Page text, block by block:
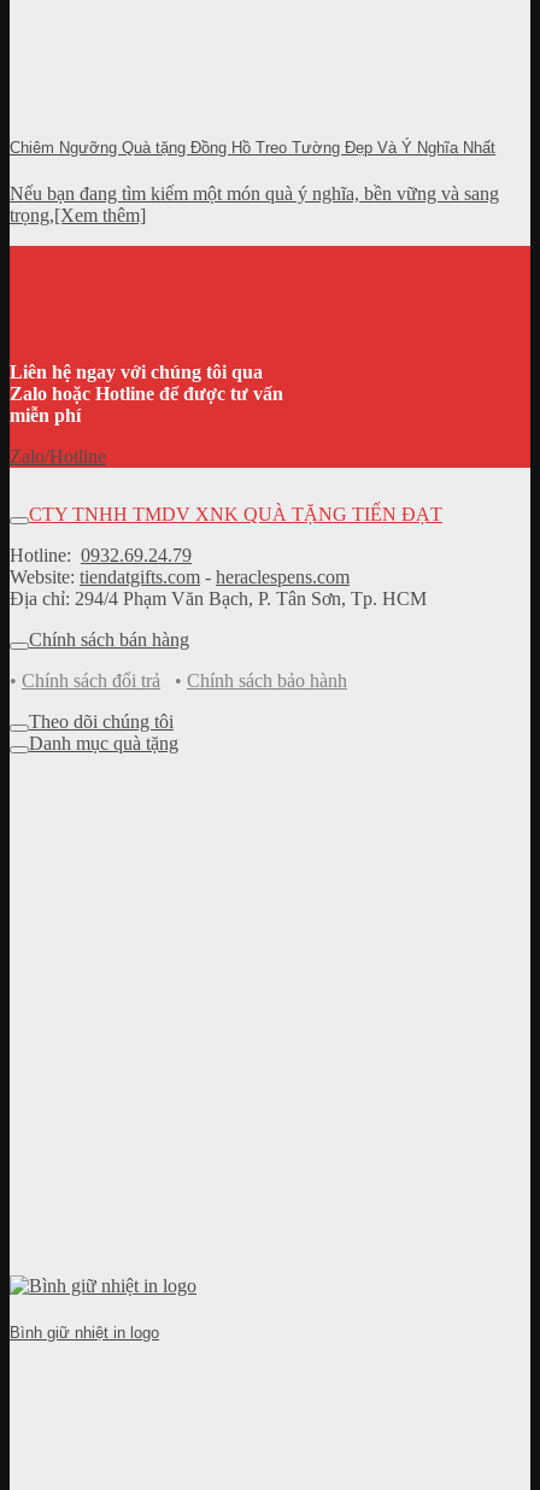
Chiêm Ngưỡng Quà tặng Đồng Hồ Treo Tường Đẹp Và Ý Nghĩa Nhất
Nếu bạn đang tìm kiếm một món quà ý nghĩa, bền vững và sang
trọng,[Xem thêm]
Liên hệ ngay với chúng tôi qua
Zalo hoặc Hotline để được tư vấn
miễn phí
Zalo/Hotline
CTY TNHH TMDV XNK QUÀ TẶNG TIẾN ĐẠT
Hotline: 0932.69.24.79
Website: tiendatgifts.com - heraclespens.com
Địa chỉ: 294/4 Phạm Văn Bạch, P. Tân Sơn, Tp. HCM
Chính sách bán hàng
• Chính sách đổi trả • Chính sách bảo hành
Theo dõi chúng tôi
Danh mục quà tặng
Bình giữ nhiệt in logo